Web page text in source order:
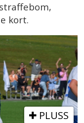
kort.
PLUSS